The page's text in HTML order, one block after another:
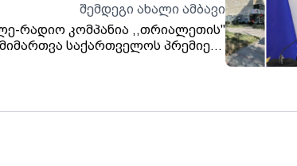
შემდეგი ახალი ამბავი
რადიო კომპანია ,,თრიალეთის''
მიმართვა საქართველოს პრემიერ-
მინისტრს